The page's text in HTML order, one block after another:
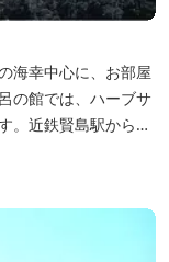
海幸中心に、お部屋
の館では、ハーブサ
。近鉄賢島駅から歩